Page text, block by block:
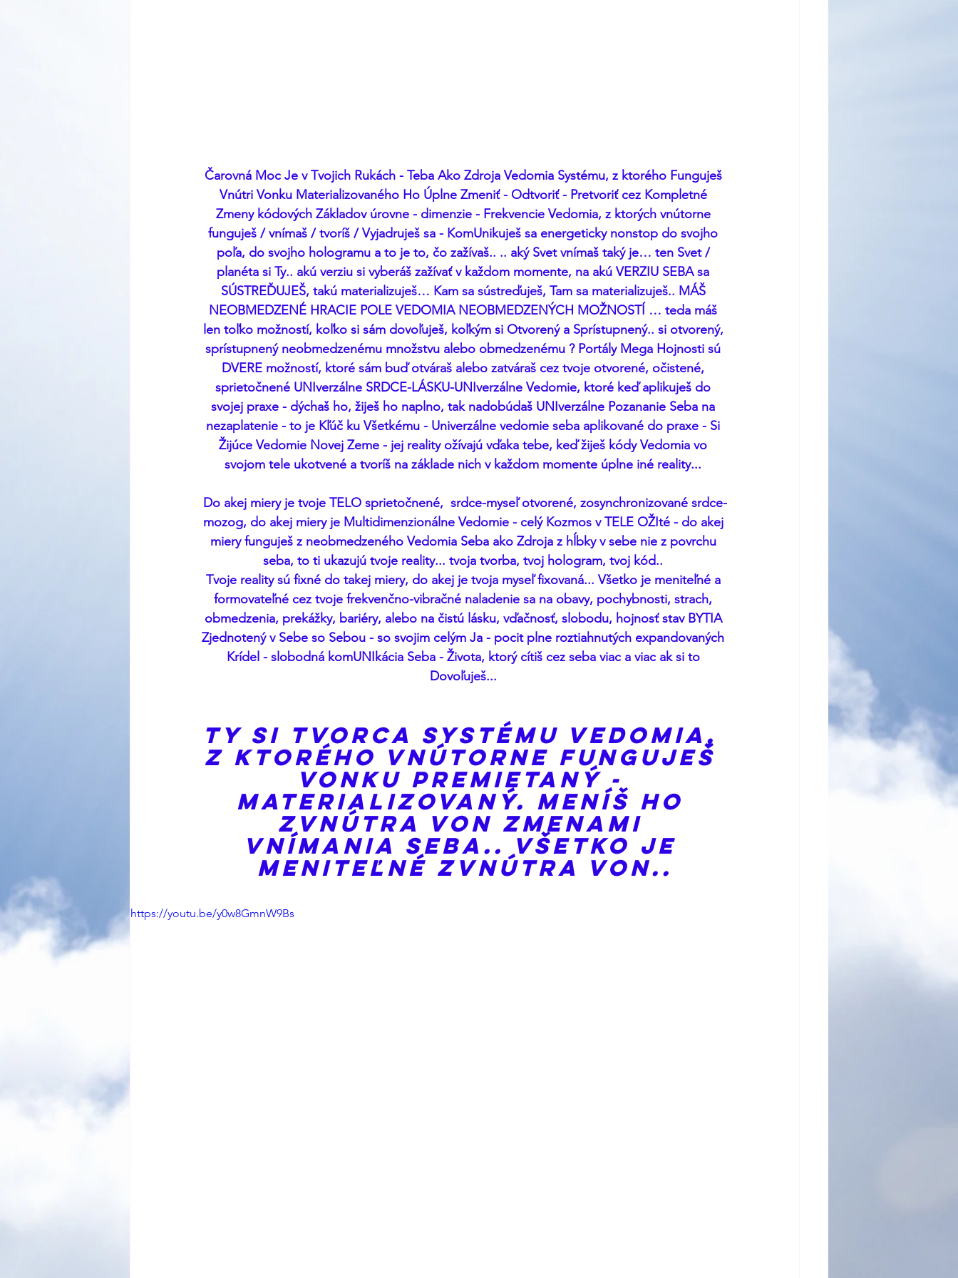
Čarovná Moc Je v Tvojich Rukách - Teba Ako Zdroja Vedomia Systému, z ktorého Funguješ
Vnútri Vonku Materializovaného Ho Úplne Zmeniť - Odtvoriť - Pretvoriť cez Kompletné
Zmeny kódových Základov úrovne - dimenzie - Frekvencie Vedomia, z ktorých vnútorne
funguješ / vnímaš / tvoríš / Vyjadruješ sa - KomUnikuješ sa energeticky nonstop do svojho
poľa, do svojho hologramu a to je to, čo zažívaš.. .. aký Svet vnímaš taký je… ten Svet /
planéta si Ty.. akú verziu si vyberáš zažívať v každom momente, na akú VERZIU SEBA sa
SÚSTREĎUJEŠ, takú materializuješ… Kam sa sústreďuješ, Tam sa materializuješ.. MÁŠ
NEOBMEDZENÉ HRACIE POLE VEDOMIA NEOBMEDZENÝCH MOŽNOSTÍ … teda máš
len toľko možností, koľko si sám dovoľuješ, koľkým si Otvorený a Sprístupnený.. si otvorený,
sprístupnený neobmedzenému množstvu alebo obmedzenému ? Portály Mega Hojnosti sú
DVERE možností, ktoré sám buď otváraš alebo zatváraš cez tvoje otvorené, očistené,
sprietočnené UNIverzálne SRDCE-LÁSKU-UNIverzálne Vedomie, ktoré keď aplikuješ do
svojej praxe - dýchaš ho, žiješ ho naplno, tak nadobúdaš UNIverzálne Pozananie Seba na
nezaplatenie - to je Kľúč ku Všetkému - Univerzálne vedomie seba aplikované do praxe - Si
Žijúce Vedomie Novej Zeme - jej reality ožívajú vďaka tebe, keď žiješ kódy Vedomia vo
svojom tele ukotvené a tvoríš na základe nich v každom momente úplne iné reality...
Do akej miery je tvoje TELO sprietočnené,  srdce-myseľ otvorené, zosynchronizované srdce-
mozog, do akej miery je Multidimenzionálne Vedomie - celý Kozmos v TELE OŽIté - do akej
miery funguješ z neobmedzeného Vedomia Seba ako Zdroja z hĺbky v sebe nie z povrchu
seba, to ti ukazujú tvoje reality... tvoja tvorba, tvoj hologram, tvoj kód..
Tvoje reality sú fixné do takej miery, do akej je tvoja myseľ fixovaná... Všetko je meniteľné a
formovateľné cez tvoje frekvenčno-vibračné naladenie sa na obavy, pochybnosti, strach,
obmedzenia, prekážky, bariéry, alebo na čistú lásku, vďačnosť, slobodu, hojnosť stav BYTIA
Zjednotený v Sebe so Sebou - so svojim celým Ja - pocit plne roztiahnutých expandovaných
Krídel - slobodná komUNIkácia Seba - Života, ktorý cítiš cez seba viac a viac ak si to
Dovoľuješ...
Ty si Tvorca Systému Vedomia,
z ktorého Vnútorne Funguješ
Vonku Premietaný -
Materializovaný. Meníš ho
Zvnútra Von Zmenami
Vnímania SEBA.. Všetko je
meniteľné Zvnútra Von..
https://youtu.be/y0w8GmnW9Bs